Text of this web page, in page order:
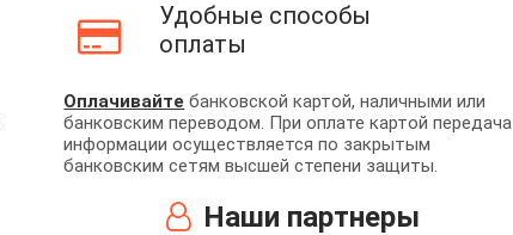
Удобные способы
оплаты
Оплачивайте банковской картой, наличными или
банковским переводом. При оплате картой передача
информации осуществляется по закрытым
банковским сетям высшей степени защиты.
Наши партнеры